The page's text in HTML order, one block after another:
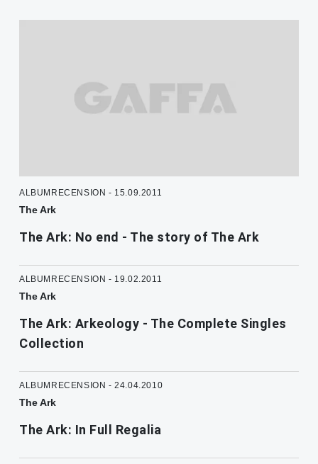
ALBUMRECENSION - 15.09.2011
The Ark
The Ark: No end - The story of The Ark
ALBUMRECENSION - 19.02.2011
The Ark
The Ark: Arkeology - The Complete Singles
Collection
ALBUMRECENSION - 24.04.2010
The Ark
The Ark: In Full Regalia